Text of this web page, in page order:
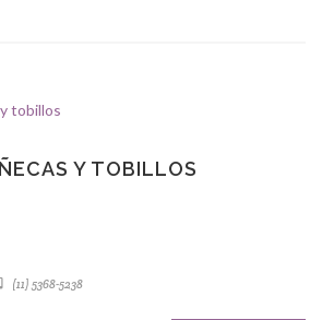
Y TOBILLOS
(11) 5368-5238